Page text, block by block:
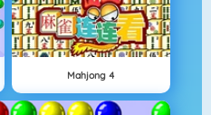
Mahjong 4